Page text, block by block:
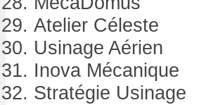
Atelier Céleste
Usinage Aérien
Inova Mécanique
Stratégie Usinage